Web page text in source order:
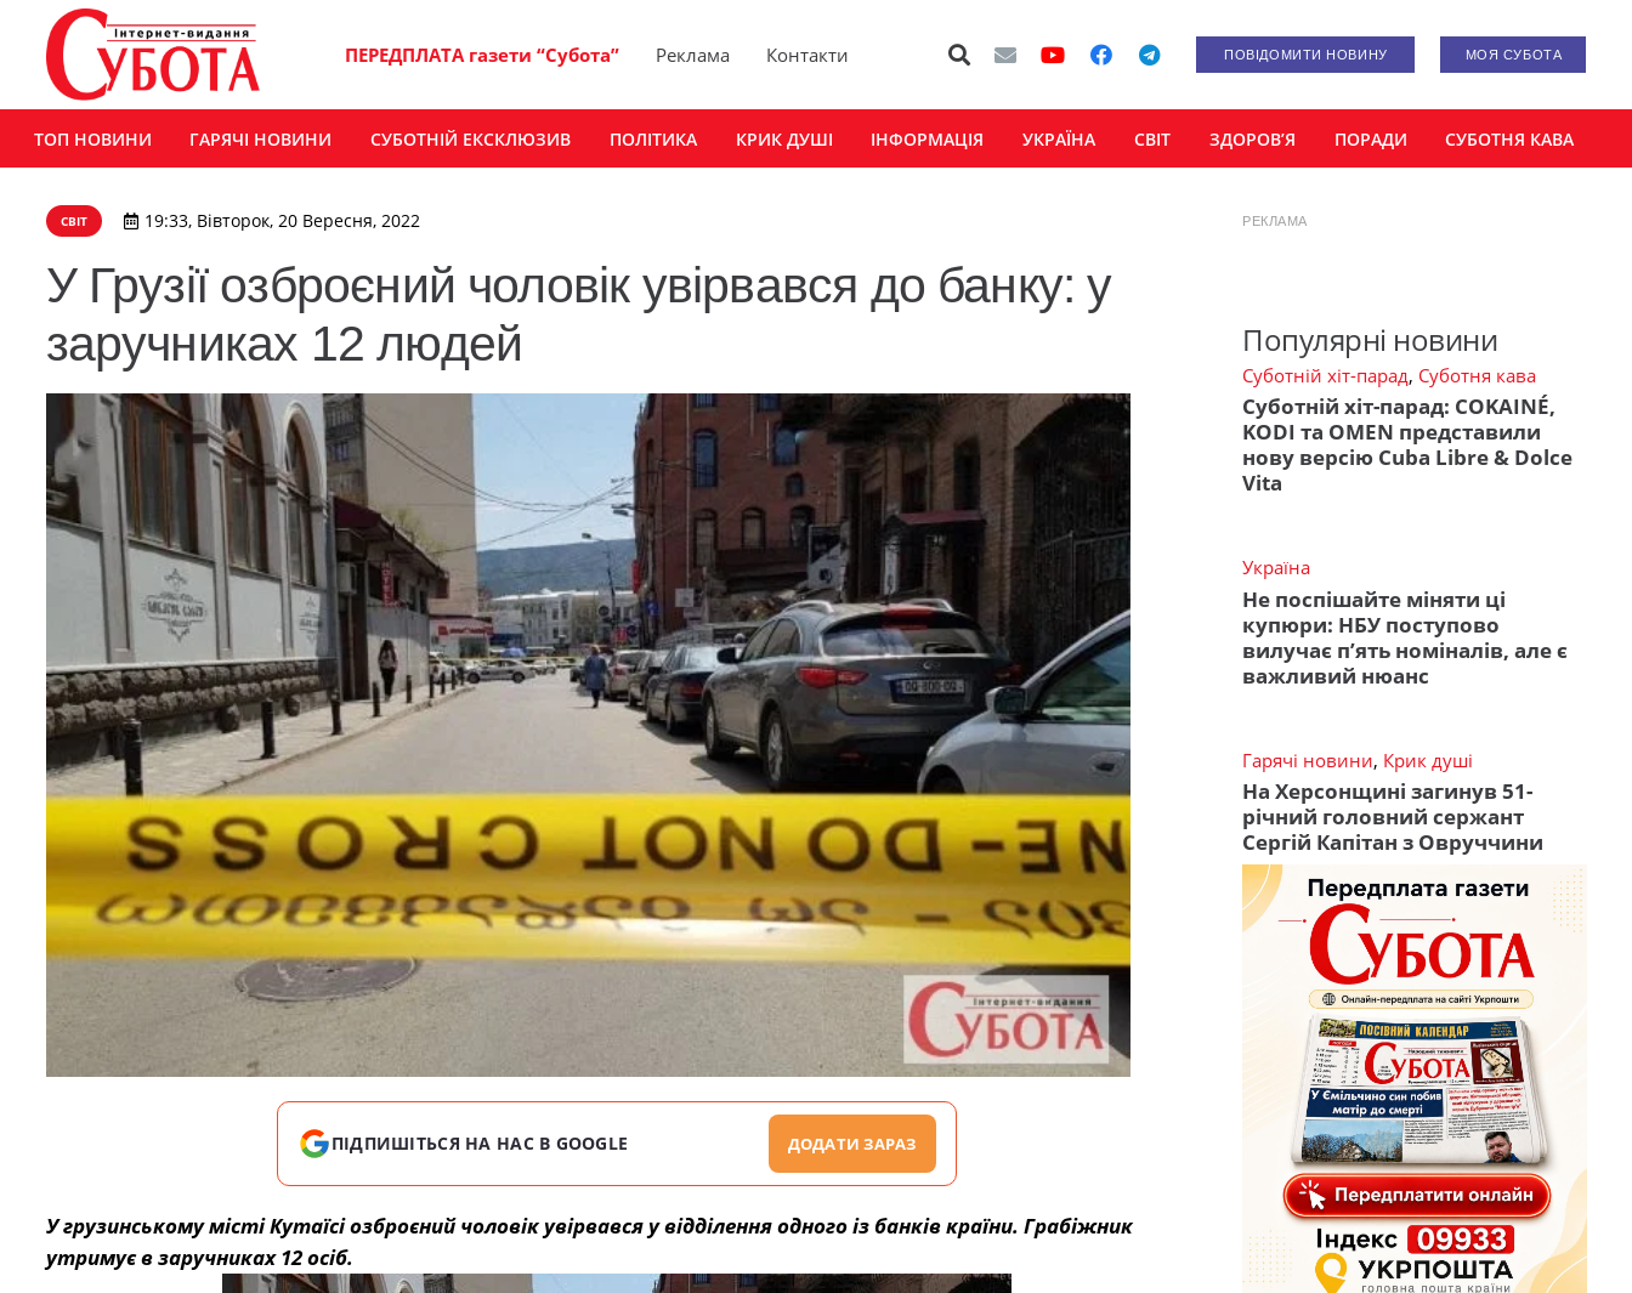
ПЕРЕДПЛАТА газети “Субота” Реклама Контакти ПОВІДОМИТИ НОВИНУ МОЯ СУБОТА
ТОП НОВИНИ ГАРЯЧІ НОВИНИ СУБОТНІЙ ЕКСКЛЮЗИВ ПОЛІТИКА КРИК ДУШІ ІНФОРМАЦІЯ УКРАЇНА СВІТ ЗДОРОВ’Я ПОРАДИ СУБОТНЯ КАВА
СВІТ 19:33, Вівторок, 20 Вересня, 2022
У Грузії озброєний чоловік увірвався до банку: у
заручниках 12 людей
ПІДПИШІТЬСЯ НА НАС В GOOGLE ДОДАТИ ЗАРАЗ
У грузинському місті Кутаїсі озброєний чоловік увірвався у відділення одного із банків країни. Грабіжник
утримує в заручниках 12 осіб.
РЕКЛАМА
Популярні новини
Суботній хіт-парад, Суботня кава
Суботній хіт-парад: COKAINÉ,
KODI та OMEN представили
нову версію Cuba Libre & Dolce
Vita
Україна
Не поспішайте міняти ці
купюри: НБУ поступово
вилучає п’ять номіналів, але є
важливий нюанс
Гарячі новини, Крик душі
На Херсонщині загинув 51-
річний головний сержант
Сергій Капітан з Овруччини